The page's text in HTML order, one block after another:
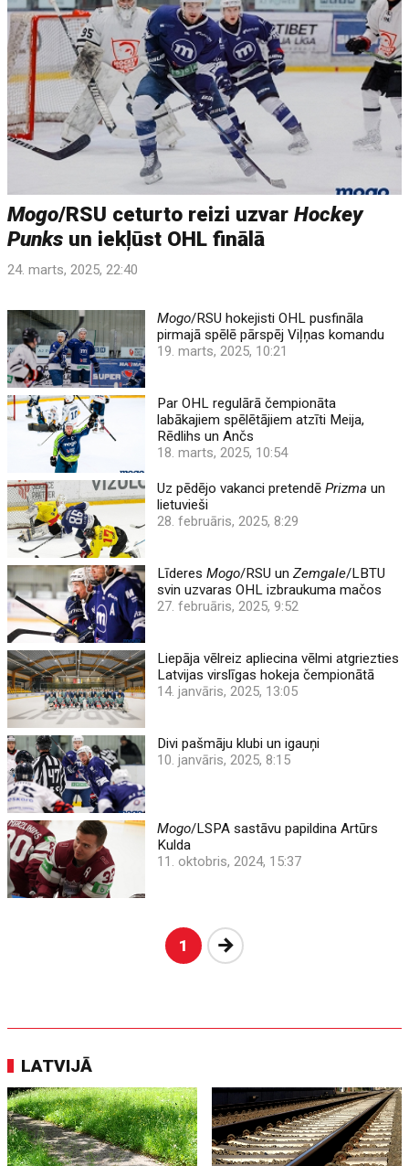
Mogo/RSU ceturto reizi uzvarHockey
Punks un iekļūst OHL finālā
24. marts, 2025, 22:40
Mogo/RSU hokejisti OHL pusfināla
pirmajā spēlē pārspēj Viļņas komandu
19. marts, 2025, 10:21
Par OHL regulārā čempionāta
labākajiem spēlētājiem atzīti Meija,
Rēdlihs un Ančs
18. marts, 2025, 10:54
Uz pēdējo vakanci pretendēPrizma un
lietuvieši
28. februāris, 2025, 8:29
LīderesMogo/RSU unZemgale/LBTU
svin uzvaras OHL izbraukuma mačos
27. februāris, 2025, 9:52
Liepāja vēlreiz apliecina vēlmi atgriezties
Latvijas virslīgas hokeja čempionātā
14. janvāris, 2025, 13:05
Divi pašmāju klubi un igauņi
10. janvāris, 2025, 8:15
Mogo/LSPA sastāvu papildina Artūrs
Kulda
11. oktobris, 2024, 15:37
1 Nākošā
LATVIJĀ